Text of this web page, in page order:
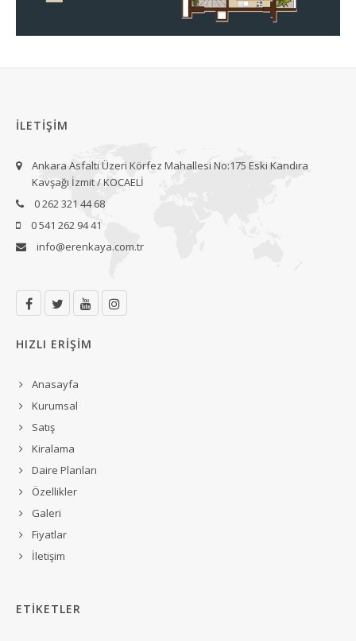
İLETİŞİM
Ankara Asfaltı Üzeri Körfez Mahallesi No:175 Eski Kandıra
Kavşağı İzmit / KOCAELİ
0 262 321 44 68
0 541 262 94 41
info@erenkaya.com.tr
HIZLI ERİŞİM
Anasayfa
Kurumsal
Satış
Kiralama
Daire Planları
Özellikler
Galeri
Fiyatlar
İletişim
ETİKETLER